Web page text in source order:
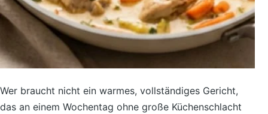
Wer braucht nicht ein warmes, vollständiges Gericht,
das an einem Wochentag ohne große Küchenschlacht